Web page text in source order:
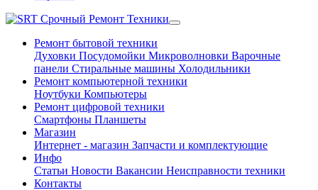
Срочный Ремонт Техники
Ремонт бытовой техники
Духовки Посудомойки Микроволновки Варочные
панели Стиральные машины Холодильники
Ремонт компьютерной техники
Ноутбуки Компьютеры
Ремонт цифровой техники
Смартфоны Планшеты
Магазин
Интернет - магазин Запчасти и комплектующие
Инфо
Статьи Новости Вакансии Неисправности техники
Контакты